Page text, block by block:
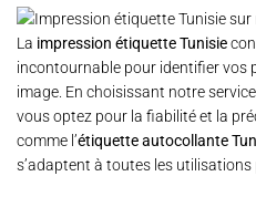
La impression étiquette Tunisie
incontournable pour identifier
image. En choisissant notre service
vous optez pour la fiabilité et la
comme l’étiquette autocollante
s’adaptent à toutes les utilisations